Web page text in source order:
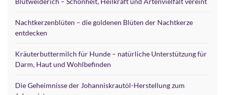
Nachtkerzenblüten – die goldenen Blüten der Nachtkerze
entdecken
Kräuterbuttermilch für Hunde – natürliche Unterstützung für
Darm, Haut und Wohlbefinden
Die Geheimnisse der Johanniskrautöl-Herstellung zum